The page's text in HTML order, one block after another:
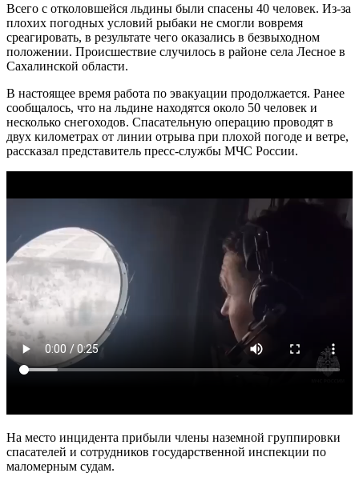
Всего с отколовшейся льдины были спасены 40 человек. Из-за
плохих погодных условий рыбаки не смогли вовремя
среагировать, в результате чего оказались в безвыходном
положении. Происшествие случилось в районе села Лесное в
Сахалинской области.
В настоящее время работа по эвакуации продолжается. Ранее
сообщалось, что на льдине находятся около 50 человек и
несколько снегоходов. Спасательную операцию проводят в
двух километрах от линии отрыва при плохой погоде и ветре,
рассказал представитель пресс-службы МЧС России.
На место инцидента прибыли члены наземной группировки
спасателей и сотрудников государственной инспекции по
маломерным судам.